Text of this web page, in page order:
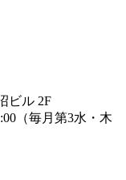
ビル 2F
（毎月第3水・木